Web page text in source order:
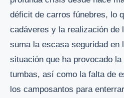
déficit de carros fúnebres, lo
cadáveres y la realización de
suma la escasa seguridad en
situación que ha provocado
tumbas, así como la falta de
los camposantos para